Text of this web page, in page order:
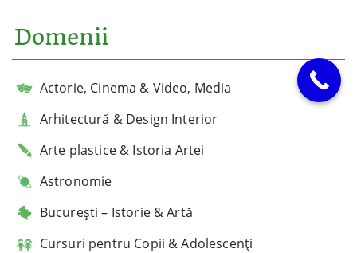
Domenii
Actorie, Cinema & Video, Media
Arhitectură & Design Interior
Arte plastice & Istoria Artei
Astronomie
București – Istorie & Artă
Cursuri pentru Copii & Adolescenți